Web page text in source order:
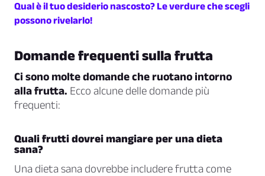
Qual è il tuo desiderio nascosto? Le verdure che scegli
possono rivelarlo!
Domande frequenti sulla frutta
Ci sono molte domande che ruotano intorno
alla frutta. Ecco alcune delle domande più
frequenti:
Quali frutti dovrei mangiare per una dieta
sana?
Una dieta sana dovrebbe includere frutta come